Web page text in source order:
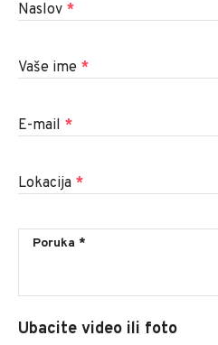
Naslov *
Vaše ime *
E-mail *
Lokacija *
Ubacite video ili foto